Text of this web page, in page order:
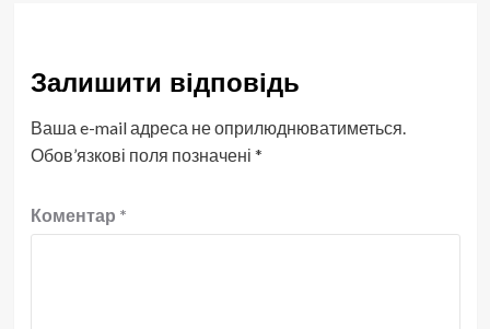
Залишити відповідь
Ваша e-mail адреса не оприлюднюватиметься.
Обов’язкові поля позначені *
Коментар *